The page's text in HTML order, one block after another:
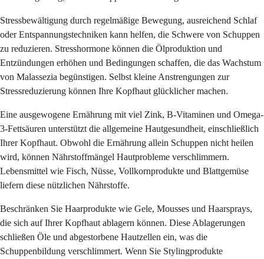
Stressbewältigung durch regelmäßige Bewegung, ausreichend Schlaf
oder Entspannungstechniken kann helfen, die Schwere von Schuppen
zu reduzieren. Stresshormone können die Ölproduktion und
Entzündungen erhöhen und Bedingungen schaffen, die das Wachstum
von Malassezia begünstigen. Selbst kleine Anstrengungen zur
Stressreduzierung können Ihre Kopfhaut glücklicher machen.
Eine ausgewogene Ernährung mit viel Zink, B-Vitaminen und Omega-
3-Fettsäuren unterstützt die allgemeine Hautgesundheit, einschließlich
Ihrer Kopfhaut. Obwohl die Ernährung allein Schuppen nicht heilen
wird, können Nährstoffmängel Hautprobleme verschlimmern.
Lebensmittel wie Fisch, Nüsse, Vollkornprodukte und Blattgemüse
liefern diese nützlichen Nährstoffe.
Beschränken Sie Haarprodukte wie Gele, Mousses und Haarsprays,
die sich auf Ihrer Kopfhaut ablagern können. Diese Ablagerungen
schließen Öle und abgestorbene Hautzellen ein, was die
Schuppenbildung verschlimmert. Wenn Sie Stylingprodukte